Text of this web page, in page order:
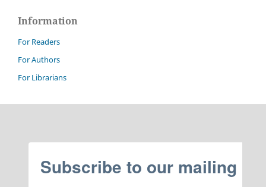
Information
For Readers
For Authors
For Librarians